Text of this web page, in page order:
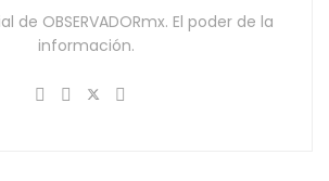
de OBSERVADORmx. El poder de la
información.